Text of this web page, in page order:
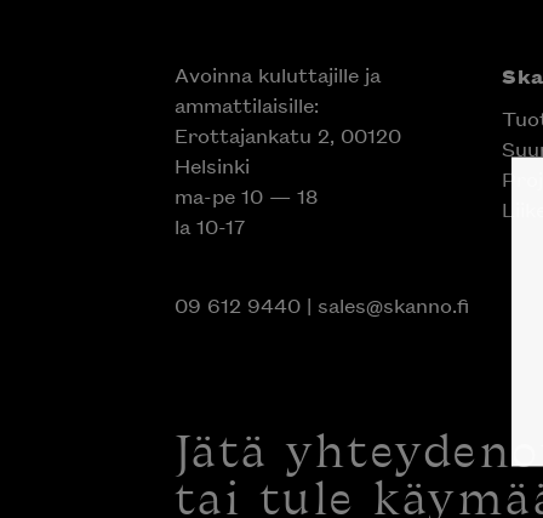
Avoinna kuluttajille ja
ammattilaisille:
Erottajankatu 2, 00120
Helsinki
ma-pe 10 — 18
la 10-17
09 612 9440| sales@skanno.fi
Jätä
tai tule